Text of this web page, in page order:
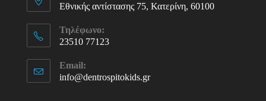
Εθνικής αντίστασης 75, Κατερίνη, 60100
Τηλέφωνο:
23510 77123
in
your
Email:
info@dentrospitokids.grOpens